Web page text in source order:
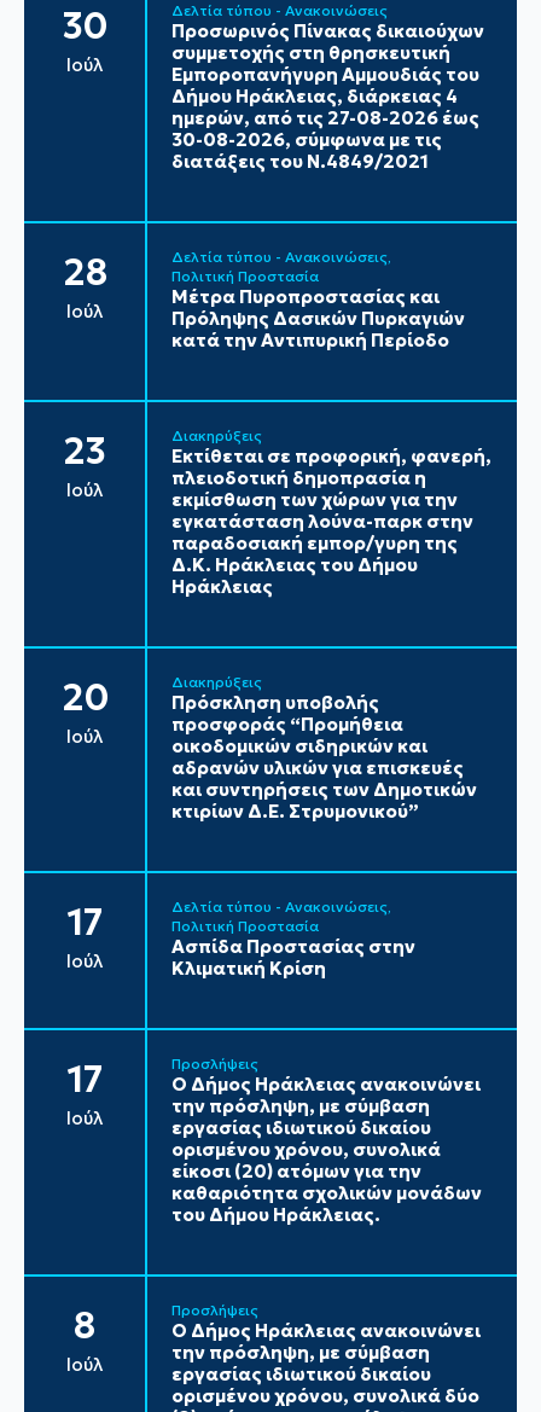
30
Ιούλ
Δελτία τύπου - Ανακοινώσεις
Προσωρινός Πίνακας δικαιούχων
συμμετοχής στη θρησκευτική
Εμποροπανήγυρη Αμμουδιάς του
Δήμου Ηράκλειας, διάρκειας 4
ημερών, από τις 27-08-2026 έως
30-08-2026, σύμφωνα με τις
διατάξεις του Ν.4849/2021
28
Ιούλ
Δελτία τύπου - Ανακοινώσεις
Πολιτική Προστασία
Μέτρα Πυροπροστασίας και
Πρόληψης Δασικών Πυρκαγιών
κατά την Αντιπυρική Περίοδο
23
Ιούλ
Διακηρύξεις
Εκτίθεται σε προφορική, φανερή,
πλειοδοτική δημοπρασία η
εκμίσθωση των χώρων για την
εγκατάσταση λούνα-παρκ στην
παραδοσιακή εμπορ/γυρη της
Δ.Κ. Ηράκλειας του Δήμου
Ηράκλειας
20
Ιούλ
Διακηρύξεις
Πρόσκληση υποβολής
προσφοράς “Προμήθεια
οικοδομικών σιδηρικών και
αδρανών υλικών για επισκευές
και συντηρήσεις των Δημοτικών
κτιρίων Δ.Ε. Στρυμονικού”
17
Ιούλ
Δελτία τύπου - Ανακοινώσεις
Πολιτική Προστασία
Ασπίδα Προστασίας στην
Κλιματική Κρίση
17
Ιούλ
Προσλήψεις
Ο Δήμος Ηράκλειας ανακοινώνει
την πρόσληψη, με σύμβαση
εργασίας ιδιωτικού δικαίου
ορισμένου χρόνου, συνολικά
είκοσι (20) ατόμων για την
καθαριότητα σχολικών μονάδων
του Δήμου Ηράκλειας.
8
Ιούλ
Προσλήψεις
Ο Δήμος Ηράκλειας ανακοινώνει
την πρόσληψη, με σύμβαση
εργασίας ιδιωτικού δικαίου
ορισμένου χρόνου, συνολικά δύο